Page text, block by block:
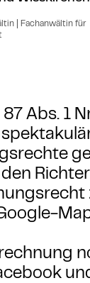
| Fachanwältin für
Abs. 1